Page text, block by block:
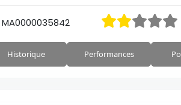
MA0000035842
Historique Performances